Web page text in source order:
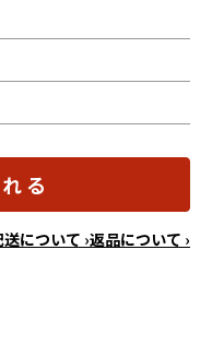
る
について ›返品について ›